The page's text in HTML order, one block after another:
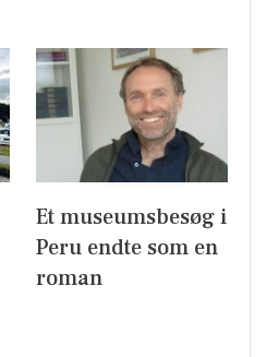
Et museumsbesøg i
Peru endte som en
roman